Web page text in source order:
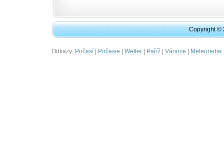
Copyright ©
Odkazy: Počasí| Počasie | Wetter| Paříž| Vánoce | Meteoradar